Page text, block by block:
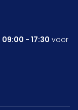
09:00 - 17:30 voor